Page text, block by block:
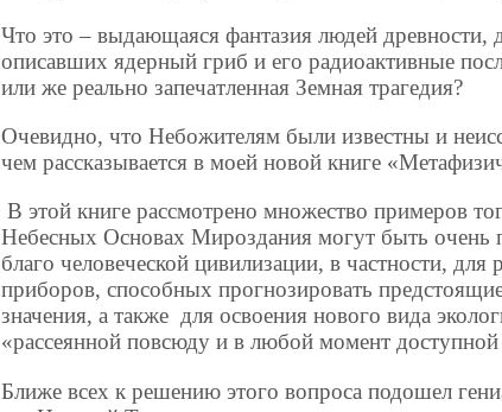
Что это – выдающаяся фантазия людей древности,
описавших ядерный гриб и его радиоактивные
или же реально запечатленная Земная трагедия?
Очевидно, что Небожителям были известны и
чем рассказывается в моей новой книге
В этой книге рассмотрено множество примеров
Небесных Основах Мироздания могут быть очень
благо человеческой цивилизации, в частности, для
приборов, способных прогнозировать
значения, а также для освоения нового вида
«рассеянной повсюду и в любой момент
Ближе всех к решению этого вопроса подошел